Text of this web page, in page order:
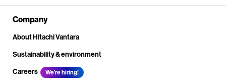
Company
About Hitachi Vantara
Sustainability & environment
Careers
We're hiring!